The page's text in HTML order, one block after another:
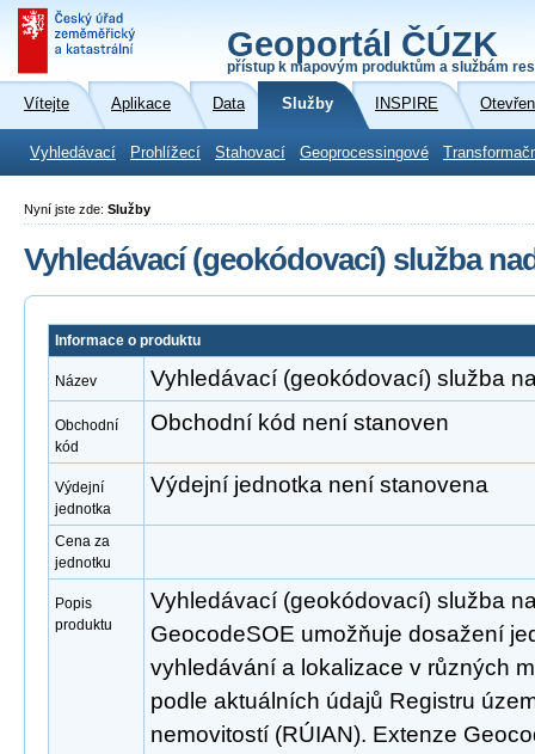
Geoportál ČÚZK
přístup k mapovým produktům a službám
Vítejte Aplikace Data Služby INSPIRE
Vyhledávací Prohlížecí Stahovací Geoprocessingové
Nyní jste zde: Služby
Vyhledávací (geokódovací) služba
Informace o produktu
Název Vyhledávací (geokódovací) služba
Obchodní
kód
Obchodní kód není stanoven
Výdejní
jednotka
Výdejní jednotka není stanovena
Cena za
jednotku
Popis
produktu
Vyhledávací (geokódovací) služba
GeocodeSOE umožňuje dosažení
vyhledávání a lokalizace v různých
podle aktuálních údajů Registru
nemovitostí (RÚIAN). Extenze